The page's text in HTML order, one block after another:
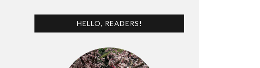
HELLO, READERS!